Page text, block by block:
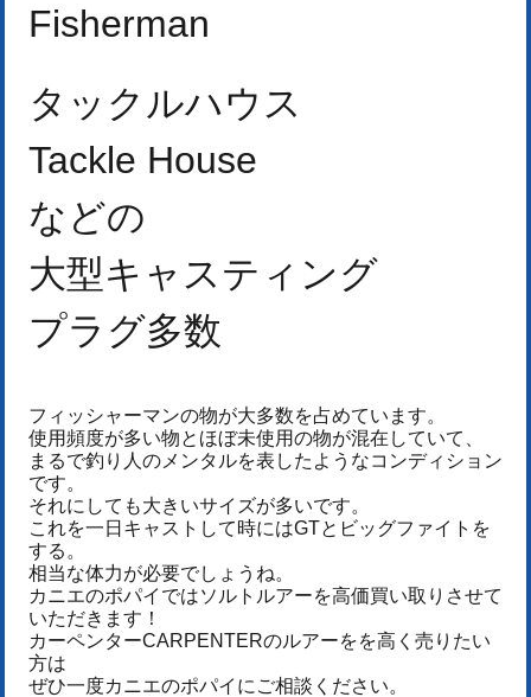
Fisherman
タックルハウス
Tackle House
などの
大型キャスティング
プラグ多数
フィッシャーマンの物が大多数を占めています。
使用頻度が多い物とほぼ未使用の物が混在していて、
まるで釣り人のメンタルを表したようなコンディション
です。
それにしても大きいサイズが多いです。
これを一日キャストして時にはGTとビッグファイトを
する。
相当な体力が必要でしょうね。
カニエのポパイではソルトルアーを高価買い取りさせて
いただきます！
カーペンターCARPENTERのルアーをを高く売りたい
方は
ぜひ一度カニエのポパイにご相談ください。